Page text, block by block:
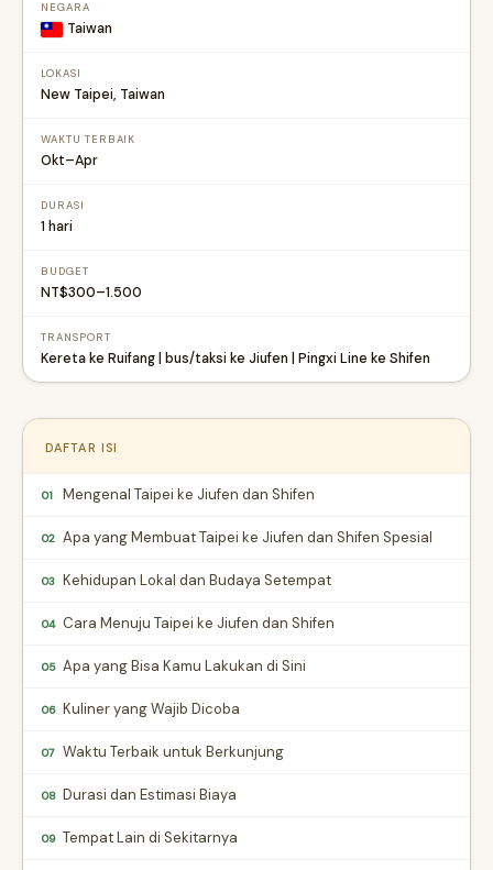
NEGARA
Taiwan
LOKASI
New Taipei, Taiwan
WAKTU TERBAIK
Okt–Apr
DURASI
1 hari
BUDGET
NT$300–1.500
TRANSPORT
Kereta ke Ruifang | bus/taksi ke Jiufen | Pingxi Line ke Shifen
DAFTAR ISI
01 Mengenal Taipei ke Jiufen dan Shifen
02 Apa yang Membuat Taipei ke Jiufen dan Shifen Spesial
03 Kehidupan Lokal dan Budaya Setempat
04 Cara Menuju Taipei ke Jiufen dan Shifen
05 Apa yang Bisa Kamu Lakukan di Sini
06 Kuliner yang Wajib Dicoba
07 Waktu Terbaik untuk Berkunjung
08 Durasi dan Estimasi Biaya
09 Tempat Lain di Sekitarnya